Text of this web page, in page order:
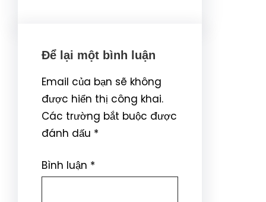
Để lại một bình luận
Email của bạn sẽ không
được hiển thị công khai.
Các trường bắt buộc được
đánh dấu *
Bình luận *